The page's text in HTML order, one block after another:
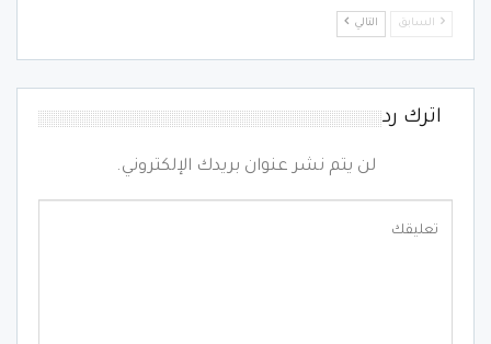
السابق التالي
اترك رد
لن يتم نشر عنوان بريدك الإلكتروني.